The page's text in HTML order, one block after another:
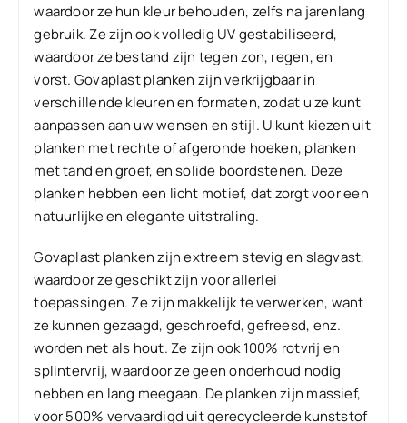
waardoor ze hun kleur behouden, zelfs na jarenlang
gebruik. Ze zijn ook volledig UV gestabiliseerd,
waardoor ze bestand zijn tegen zon, regen, en
vorst. Govaplast planken zijn verkrijgbaar in
verschillende kleuren en formaten, zodat u ze kunt
aanpassen aan uw wensen en stijl. U kunt kiezen uit
planken met rechte of afgeronde hoeken, planken
met tand en groef, en solide boordstenen. Deze
planken hebben een licht motief, dat zorgt voor een
natuurlijke en elegante uitstraling.
Govaplast planken zijn extreem stevig en slagvast,
waardoor ze geschikt zijn voor allerlei
toepassingen. Ze zijn makkelijk te verwerken, want
ze kunnen gezaagd, geschroefd, gefreesd, enz.
worden net als hout. Ze zijn ook 100% rotvrij en
splintervrij, waardoor ze geen onderhoud nodig
hebben en lang meegaan. De planken zijn massief,
voor 500% vervaardigd uit gerecycleerde kunststof